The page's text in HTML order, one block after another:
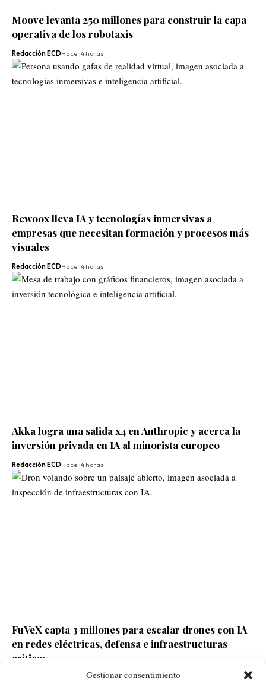
Gestionar consentimiento
Moove levanta 250 millones para construir la capa
operativa de los robotaxis
Redacción ECDHace 14 horas
Rewoox lleva IA y tecnologías inmersivas a
empresas que necesitan formación y procesos más
visuales
Redacción ECDHace 14 horas
Akka logra una salida x4 en Anthropic y acerca la
inversión privada en IA al minorista europeo
Redacción ECDHace 14 horas
FuVeX capta 3 millones para escalar drones con IA
en redes eléctricas, defensa e infraestructuras
críticas
Hace 2 días